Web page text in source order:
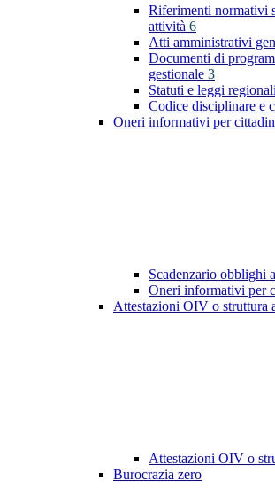
Riferimenti normativi
attività 6
Atti amministrativi
Documenti di
gestionale 3
Statuti e leggi regionali
Codice disciplinare e
Oneri informativi per
Scadenzario obblighi
Oneri informativi per
Attestazioni OIV o struttura
Attestazioni OIV o
Burocrazia zero